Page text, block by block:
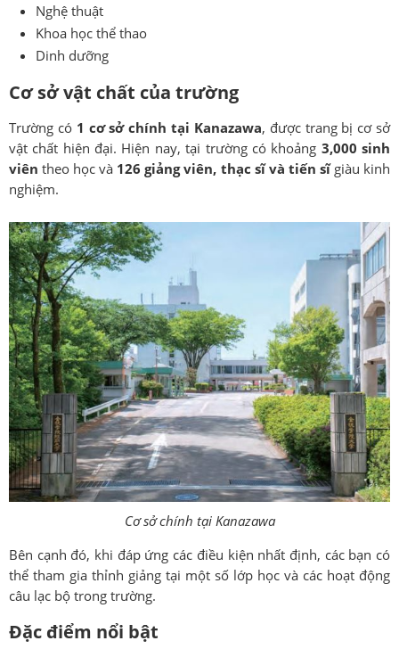
Nghệ thuật
Khoa học thể thao
Dinh dưỡng
Cơ sở vật chất của trường
Trường có 1 cơ sở chính tại Kanazawa, được trang bị cơ sở
vật chất hiện đại. Hiện nay, tại trường có khoảng 3,000 sinh
viên theo học và 126 giảng viên, thạc sĩ và tiến sĩ giàu kinh
nghiệm.
Cơ sở chính tại Kanazawa
Bên cạnh đó, khi đáp ứng các điều kiện nhất định, các bạn có
thể tham gia thỉnh giảng tại một số lớp học và các hoạt động
câu lạc bộ trong trường.
Đặc điểm nổi bật